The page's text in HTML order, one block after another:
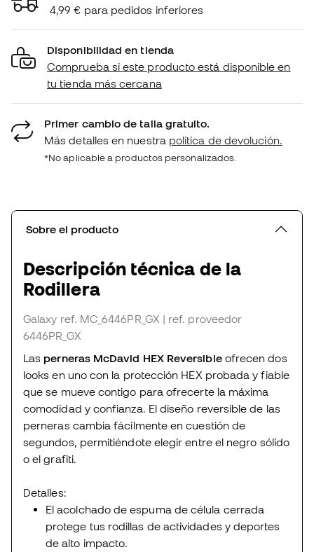
4,99 € para pedidos inferiores
Disponibilidad en tienda
Comprueba si este producto está disponible en
tu tienda más cercana
Primer cambio de talla gratuito.
Más detalles en nuestra política de devolución.
*No aplicable a productos personalizados.
Sobre el producto
Descripción técnica de la
Rodillera
Galaxy ref. MC_6446PR_GX | ref. proveedor
6446PR_GX
Las perneras McDavid HEX Reversibleofrecen dos
looks en uno con la protección HEX probada y fiable
que se mueve contigo para ofrecerte la máxima
comodidad y confianza. El diseño reversible de las
perneras cambia fácilmente en cuestión de
segundos, permitiéndote elegir entre el negro sólido
o el grafiti.
Detalles:
El acolchado de espuma de célula cerrada
protege tus rodillas de actividades y deportes
de alto impacto.